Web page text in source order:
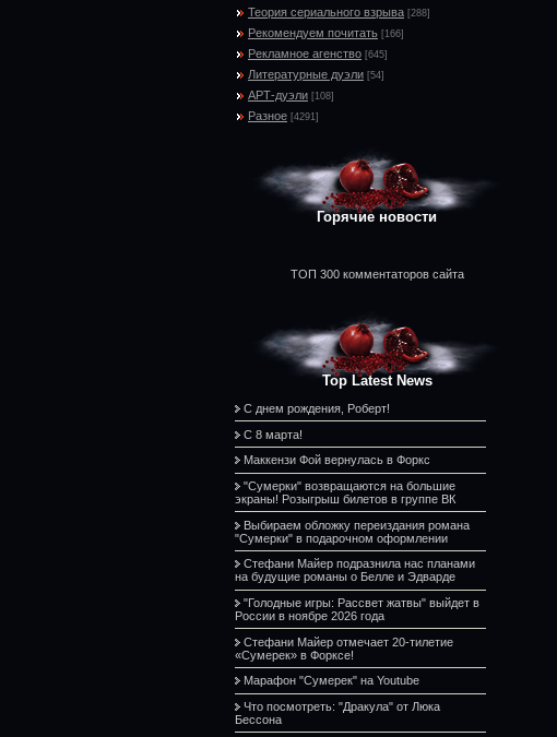
Теория сериального взрыва [288]
Рекомендуем почитать [166]
Рекламное агенство [645]
Литературные дуэли [54]
АРТ-дуэли [108]
Разное [4291]
Горячие новости
ТОП 300 комментаторов сайта
Top Latest News
С днем рождения, Роберт!
С 8 марта!
Маккензи Фой вернулась в Форкс
"Сумерки" возвращаются на большие
экраны! Розыгрыш билетов в группе ВК
Выбираем обложку переиздания романа
"Сумерки" в подарочном оформлении
Стефани Майер подразнила нас планами
на будущие романы о Белле и Эдварде
"Голодные игры: Рассвет жатвы" выйдет в
России в ноябре 2026 года
Стефани Майер отмечает 20-тилетие
«Сумерек» в Форксе!
Марафон "Сумерек" на Youtube
Что посмотреть: "Дракула" от Люка
Бессона